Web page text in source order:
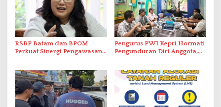
RSBP Batam dan BPOM
Perkuat Sinergi Pengawasan
Pengurus PWI Kepri Hormati
Pengunduran Diri Anggota,